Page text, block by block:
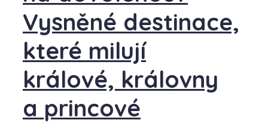
Vysněné destinace,
které milují
králové, královny
a princové